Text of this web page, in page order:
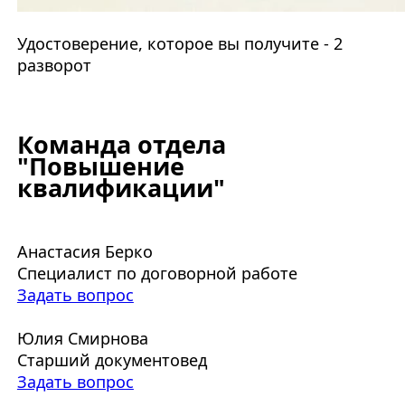
Удостоверение, которое вы получите - 2
разворот
Команда отдела
"Повышение
квалификации"
Анастасия Берко
Специалист по договорной работе
Задать вопрос
Юлия Смирнова
Старший документовед
Задать вопрос